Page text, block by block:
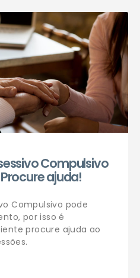
Compulsivo
ajuda!
Compulsivo pode
por isso é
procure ajuda ao